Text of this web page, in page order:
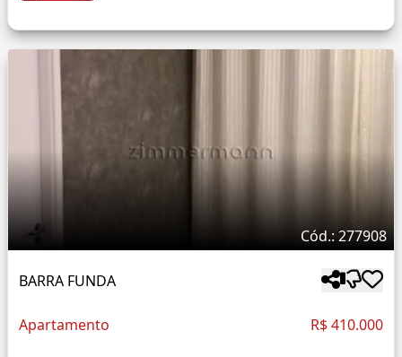
Cód.: 277908
BARRA FUNDA
Apartamento R$ 410.000